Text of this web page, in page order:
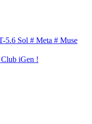
5.6 Sol # Meta # Muse
Club iGen !